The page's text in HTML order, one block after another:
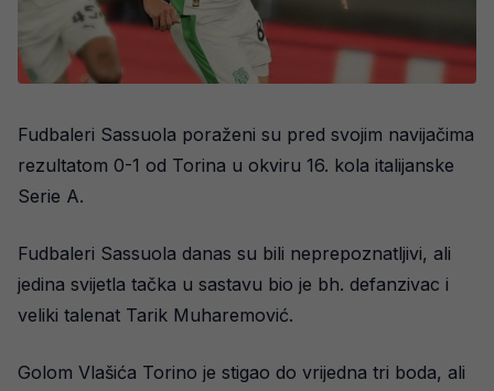
Fudbaleri Sassuola poraženi su pred svojim navijačima
rezultatom 0-1 od Torina u okviru 16. kola italijanske
Serie A.
Fudbaleri Sassuola danas su bili neprepoznatljivi, ali
jedina svijetla tačka u sastavu bio je bh. defanzivac i
veliki talenat Tarik Muharemović.
Golom Vlašića Torino je stigao do vrijedna tri boda, ali